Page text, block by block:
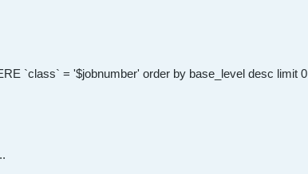
`class` = '$jobnumber' order by base_level desc limit